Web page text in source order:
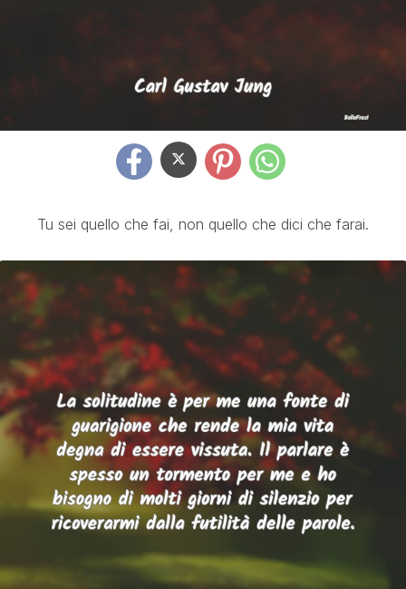
Tu sei quello che fai, non quello che dici che farai.